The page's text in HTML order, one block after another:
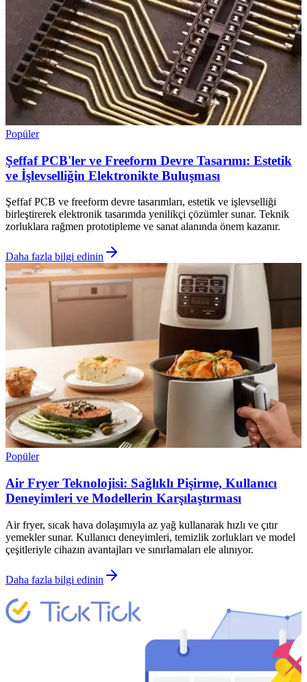
Popüler
Şeffaf PCB'ler ve Freeform Devre Tasarımı: Estetik
ve İşlevselliğin Elektronikte Buluşması
Şeffaf PCB ve freeform devre tasarımları, estetik ve işlevselliği
birleştirerek elektronik tasarımda yenilikçi çözümler sunar. Teknik
zorluklara rağmen prototipleme ve sanat alanında önem kazanır.
Daha fazla bilgi edinin
Popüler
Air Fryer Teknolojisi: Sağlıklı Pişirme, Kullanıcı
Deneyimleri ve Modellerin Karşılaştırması
Air fryer, sıcak hava dolaşımıyla az yağ kullanarak hızlı ve çıtır
yemekler sunar. Kullanıcı deneyimleri, temizlik zorlukları ve model
çeşitleriyle cihazın avantajları ve sınırlamaları ele alınıyor.
Daha fazla bilgi edinin